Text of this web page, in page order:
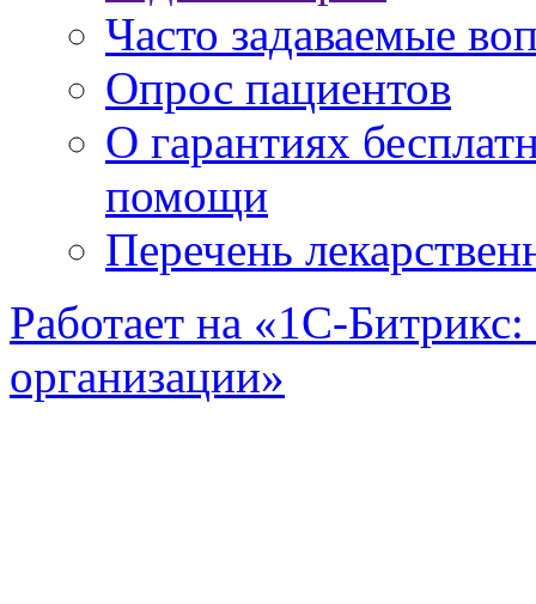
Часто задаваемые
Опрос пациентов
О гарантиях
помощи
Перечень
Работает на «1С-
организации»